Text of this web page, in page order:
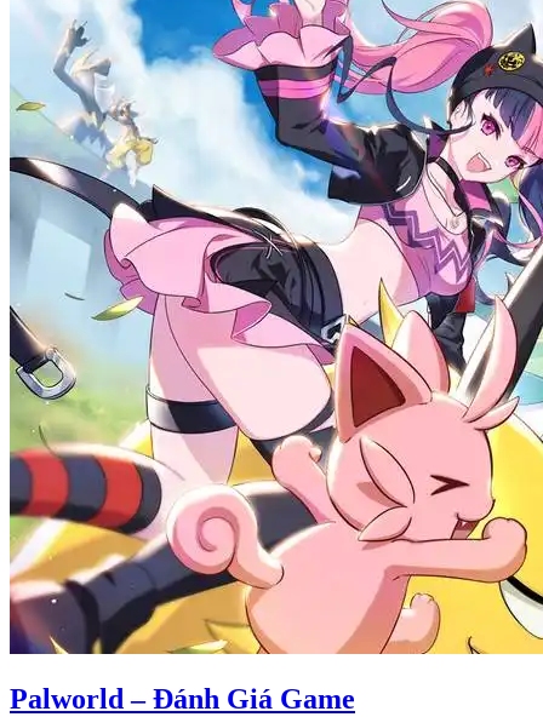
Palworld – Đánh Giá Game